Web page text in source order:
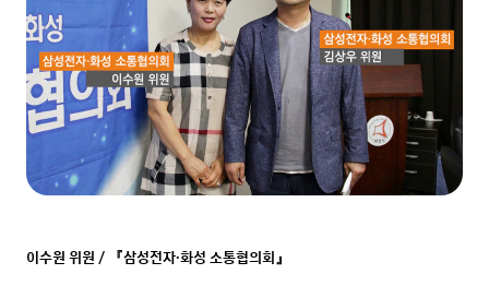
이수원 위원 / 『삼성전자·화성 소통협의회』